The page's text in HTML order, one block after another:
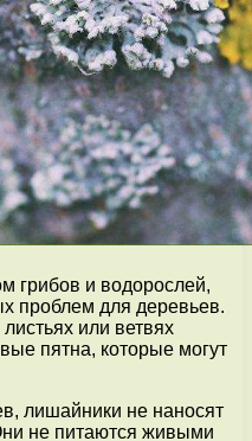
грибов и водорослей,
проблем для деревьев.
или ветвях
пятна, которые могут
лишайники не наносят
не питаются живыми